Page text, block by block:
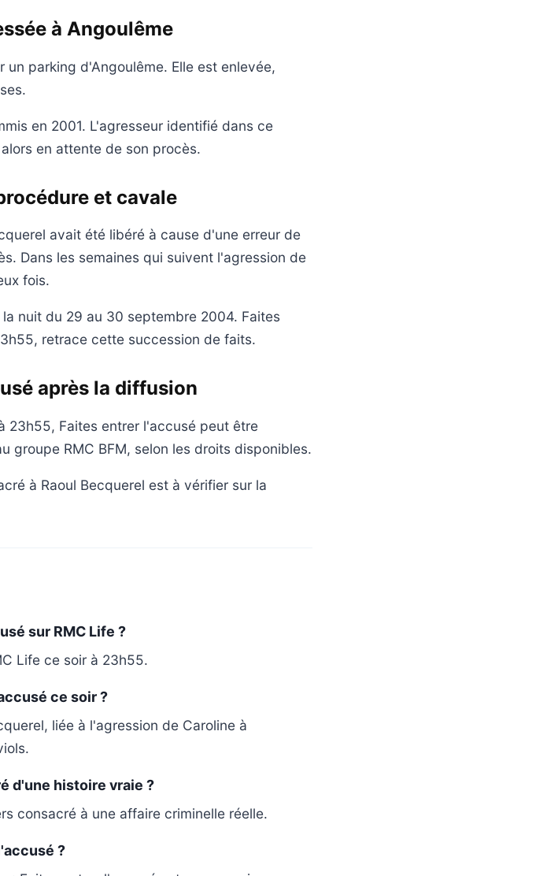
à Angoulême
parking d'Angoulême. Elle est enlevée,
en 2001. L'agresseur identifié dans ce
en attente de son procès.
et cavale
avait été libéré à cause d'une erreur de
Dans les semaines qui suivent l'agression de
fois.
nuit du 29 au 30 septembre 2004. Faites
retrace cette succession de faits.
après la diffusion
23h55, Faites entrer l'accusé peut être
groupe RMC BFM, selon les droits disponibles.
à Raoul Becquerel est à vérifier sur la
sur RMC Life ?
Life ce soir à 23h55.
ce soir ?
liée à l'agression de Caroline à
d'une histoire vraie ?
consacré à une affaire criminelle réelle.
?